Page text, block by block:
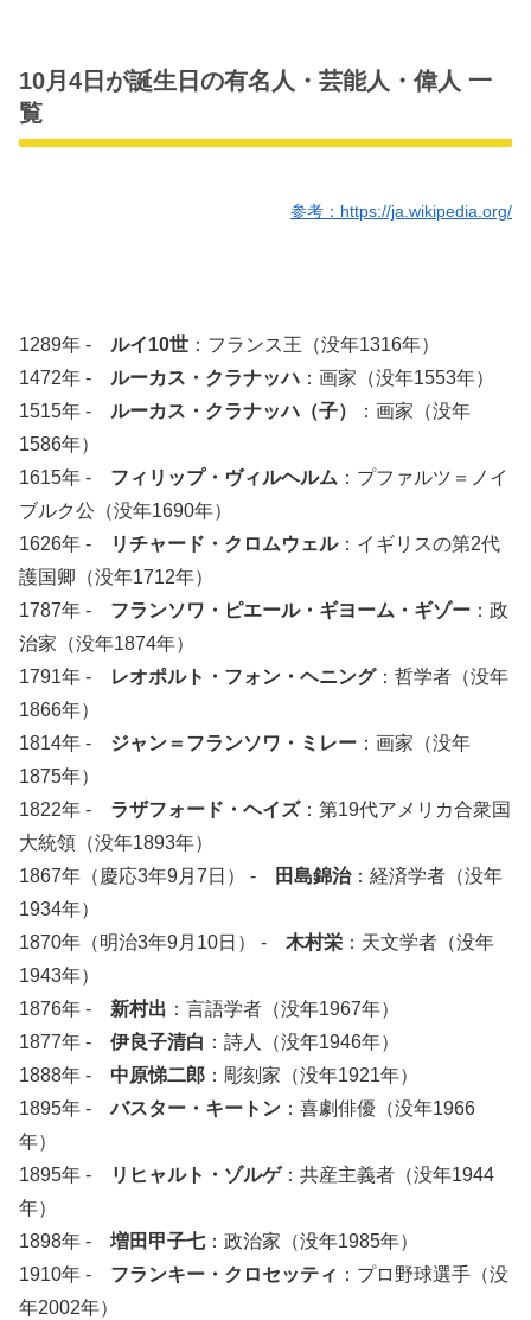
10月4日が誕生日の有名人・芸能人・偉人 一
覧
参考：https://ja.wikipedia.org/
1289年 - ルイ10世 ：フランス王（没年1316年）
1472年 - ルーカス・クラナッハ ：画家（没年1553年）
1515年 - ルーカス・クラナッハ（子）
：画家（没年
1586年）
1615年 - フィリップ・ヴィルヘルム ：プファルツ＝ノイ
ブルク公（没年1690年）
1626年 -
リチャード・クロムウェル：イギリスの第2代
護国卿（没年1712年）
1787年 - フランソワ・ピエール・ギヨーム・ギゾー ：政
治家（没年1874年）
1791年 -
レオポルト・フォン・ヘニング：哲学者（没年
1866年）
1814年 - ジャン＝フランソワ・ミレー ：画家（没年
1875年）
1822年 - ラザフォード・ヘイズ：第19代アメリカ合衆国
大統領（没年1893年）
1867年（慶応3年9月7日） -
田島錦治：経済学者（没年
1934年）
1870年（明治3年9月10日） - 木村栄 ：天文学者（没年
1943年）
1876年 - 新村出 ：言語学者（没年1967年）
1877年 - 伊良子清白 ：詩人（没年1946年）
1888年 - 中原悌二郎 ：彫刻家（没年1921年）
1895年 -バスター・キートン ：喜劇俳優（没年1966
年）
1895年 -
リヒャルト・ゾルゲ：共産主義者（没年1944
年）
1898年 - 増田甲子七：政治家（没年1985年）
1910年 - フランキー・クロセッティ ：プロ野球選手（没
年2002年）